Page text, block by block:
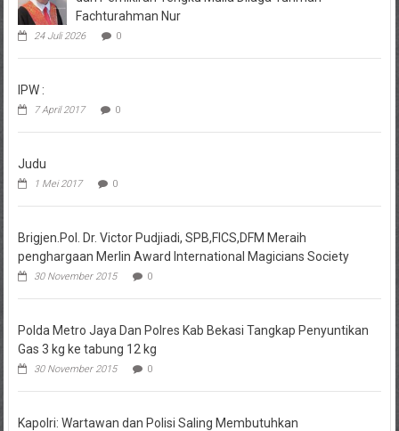
Fachturahman Nur
24 Juli 2026 0
IPW :
7 April 2017 0
Judu
1 Mei 2017 0
Brigjen.Pol. Dr. Victor Pudjiadi, SPB,FICS,DFM Meraih
penghargaan Merlin Award International Magicians Society
30 November 2015 0
Polda Metro Jaya Dan Polres Kab Bekasi Tangkap Penyuntikan
Gas 3 kg ke tabung 12 kg
30 November 2015 0
Kapolri: Wartawan dan Polisi Saling Membutuhkan